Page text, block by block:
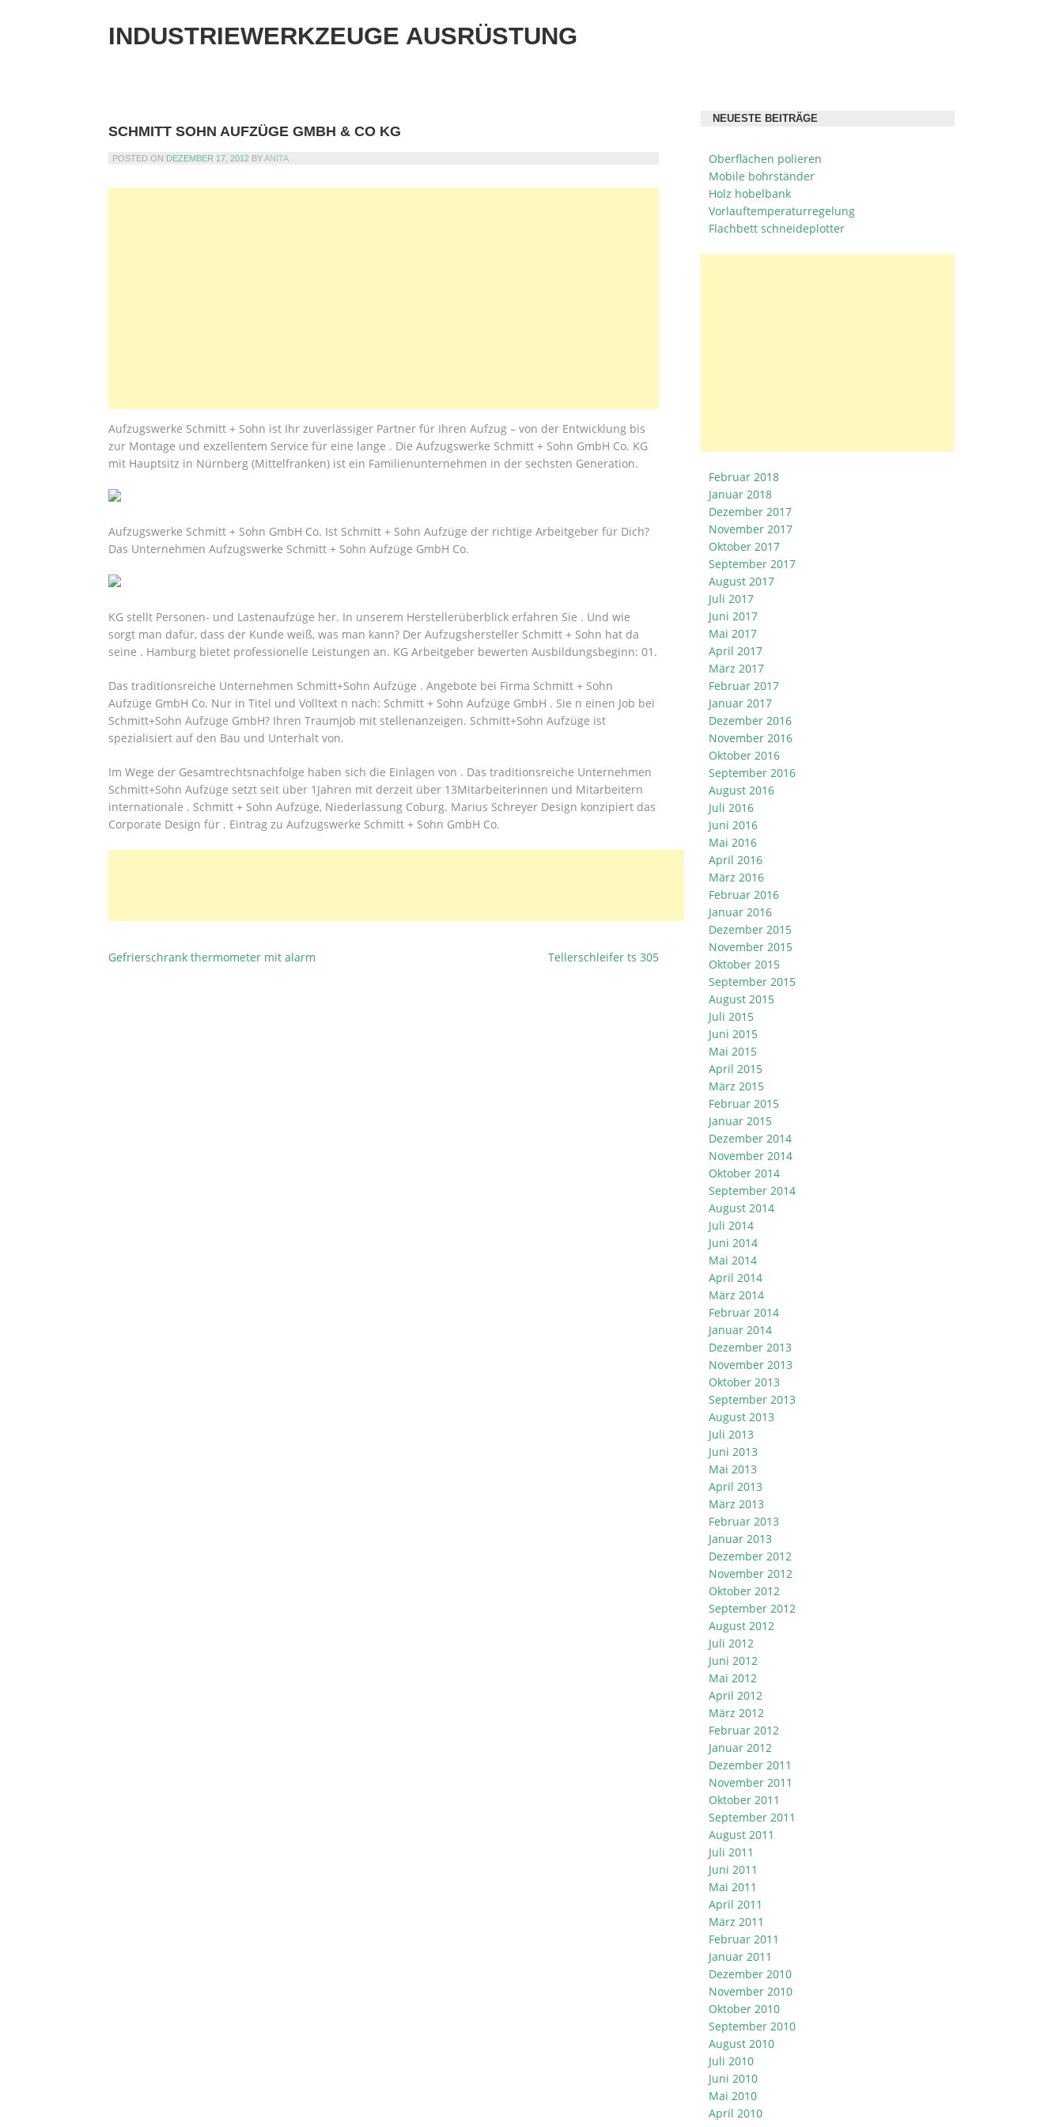
INDUSTRIEWERKZEUGE AUSRÜSTUNG
SCHMITT SOHN AUFZÜGE GMBH & CO KG
POSTED ON DEZEMBER 17, 2012 BYANITA
Aufzugswerke Schmitt + Sohn ist Ihr zuverlässiger Partner für Ihren Aufzug – von der Entwicklung bis
zur Montage und exzellentem Service für eine lange . Die Aufzugswerke Schmitt + Sohn GmbH Co. KG
mit Hauptsitz in Nürnberg (Mittelfranken) ist ein Familienunternehmen in der sechsten Generation.
Aufzugswerke Schmitt + Sohn GmbH Co. Ist Schmitt + Sohn Aufzüge der richtige Arbeitgeber für Dich?
Das Unternehmen Aufzugswerke Schmitt + Sohn Aufzüge GmbH Co.
KG stellt Personen- und Lastenaufzüge her. In unserem Herstellerüberblick erfahren Sie . Und wie
sorgt man dafür, dass der Kunde weiß, was man kann? Der Aufzugshersteller Schmitt + Sohn hat da
seine . Hamburg bietet professionelle Leistungen an. KG Arbeitgeber bewerten Ausbildungsbeginn: 01.
Das traditionsreiche Unternehmen Schmitt+Sohn Aufzüge . Angebote bei Firma Schmitt + Sohn
Aufzüge GmbH Co. Nur in Titel und Volltext n nach: Schmitt + Sohn Aufzüge GmbH . Sie n einen Job bei
Schmitt+Sohn Aufzüge GmbH? Ihren Traumjob mit stellenanzeigen. Schmitt+Sohn Aufzüge ist
spezialisiert auf den Bau und Unterhalt von.
Im Wege der Gesamtrechtsnachfolge haben sich die Einlagen von . Das traditionsreiche Unternehmen
Schmitt+Sohn Aufzüge setzt seit über 1Jahren mit derzeit über 13Mitarbeiterinnen und Mitarbeitern
internationale . Schmitt + Sohn Aufzüge, Niederlassung Coburg. Marius Schreyer Design konzipiert das
Corporate Design für . Eintrag zu Aufzugswerke Schmitt + Sohn GmbH Co.
BEITRAGSNAVIGATION
Gefrierschrank thermometer mit alarm Tellerschleifer ts 305
NEUESTE BEITRÄGE
Oberflächen polieren
Mobile bohrständer
Holz hobelbank
Vorlauftemperaturregelung
Flachbett schneideplotter
Februar 2018
Januar 2018
Dezember 2017
November 2017
Oktober 2017
September 2017
August 2017
Juli 2017
Juni 2017
Mai 2017
April 2017
März 2017
Februar 2017
Januar 2017
Dezember 2016
November 2016
Oktober 2016
September 2016
August 2016
Juli 2016
Juni 2016
Mai 2016
April 2016
März 2016
Februar 2016
Januar 2016
Dezember 2015
November 2015
Oktober 2015
September 2015
August 2015
Juli 2015
Juni 2015
Mai 2015
April 2015
März 2015
Februar 2015
Januar 2015
Dezember 2014
November 2014
Oktober 2014
September 2014
August 2014
Juli 2014
Juni 2014
Mai 2014
April 2014
März 2014
Februar 2014
Januar 2014
Dezember 2013
November 2013
Oktober 2013
September 2013
August 2013
Juli 2013
Juni 2013
Mai 2013
April 2013
März 2013
Februar 2013
Januar 2013
Dezember 2012
November 2012
Oktober 2012
September 2012
August 2012
Juli 2012
Juni 2012
Mai 2012
April 2012
März 2012
Februar 2012
Januar 2012
Dezember 2011
November 2011
Oktober 2011
September 2011
August 2011
Juli 2011
Juni 2011
Mai 2011
April 2011
März 2011
Februar 2011
Januar 2011
Dezember 2010
November 2010
Oktober 2010
September 2010
August 2010
Juli 2010
Juni 2010
Mai 2010
April 2010